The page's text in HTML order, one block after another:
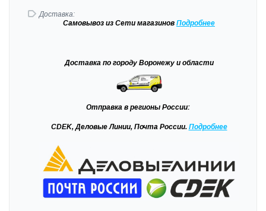
Доставка:
Самовывоз из Сети магазинов Подробнее
Доставка по городу Воронежу и области
Отправка в регионы России:
CDEK, Деловые Линии, Почта России. Подробнее